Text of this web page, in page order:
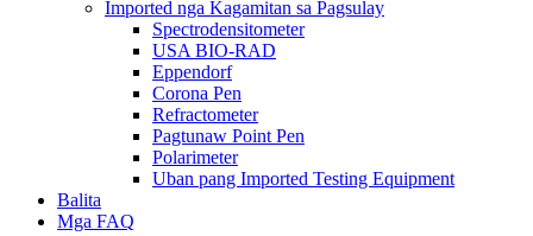
Imported nga Kagamitan sa Pagsulay
Spectrodensitometer
USA BIO-RAD
Eppendorf
Corona Pen
Refractometer
Pagtunaw Point Pen
Polarimeter
Uban pang Imported Testing Equipment
Balita
Mga FAQ